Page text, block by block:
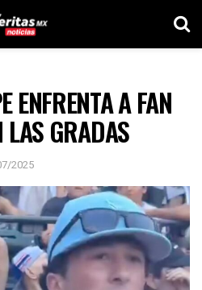
ENFRENTA A FAN
LAS GRADAS
2025